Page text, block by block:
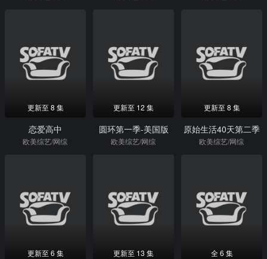
更新至 8 集
恋爱高中
欧美综艺/网综
更新至 12 集
圆环第一季-美国版
欧美综艺/网综
更新至 8 集
原始生活40天第二季
欧美综艺/网综
更新至 6 集 更新至 13 集 全 6 集